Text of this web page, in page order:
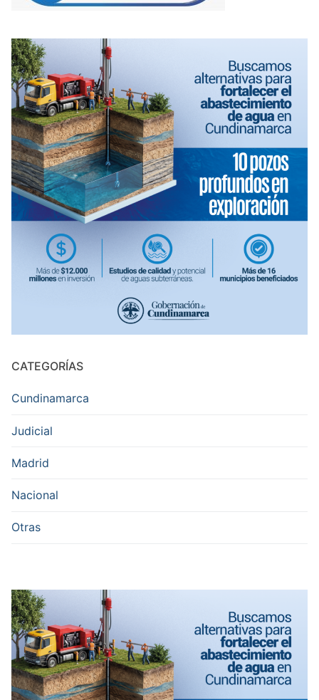
CATEGORÍAS
Cundinamarca
Judicial
Madrid
Nacional
Otras